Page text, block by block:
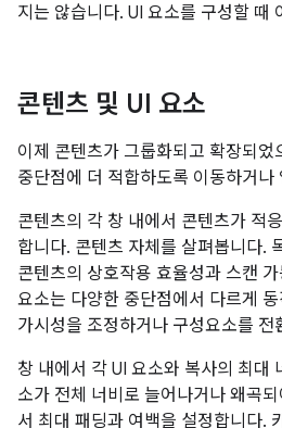
지는 않습니다. UI 요소를 구성할 때
콘텐츠 및 UI 요소
이제 콘텐츠가 그룹화되고 확장되었
중단점에 더 적합하도록 이동하거나
콘텐츠의 각 창 내에서 콘텐츠가 적
합니다. 콘텐츠 자체를 살펴봅니다.
콘텐츠의 상호작용 효율성과 스캔
요소는 다양한 중단점에서 다르게
가시성을 조정하거나 구성요소를 전
창 내에서 각 UI 요소와 복사의 최대
소가 전체 너비로 늘어나거나 왜곡
서 최대 패딩과 여백을 설정합니다.